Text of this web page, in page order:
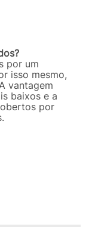
por um
isso mesmo,
vantagem
baixos e a
por